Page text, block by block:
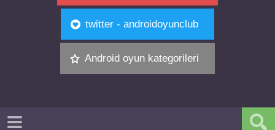
twitter - androidoyunclub
Android oyun kategorileri